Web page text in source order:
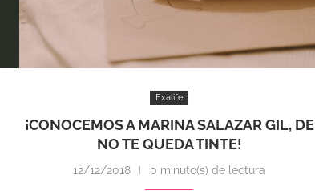
Exalife
¡CONOCEMOS A MARINA SALAZAR GIL, DE
NO TE QUEDA TINTE!
12/12/2018 0 minuto(s) de lectura